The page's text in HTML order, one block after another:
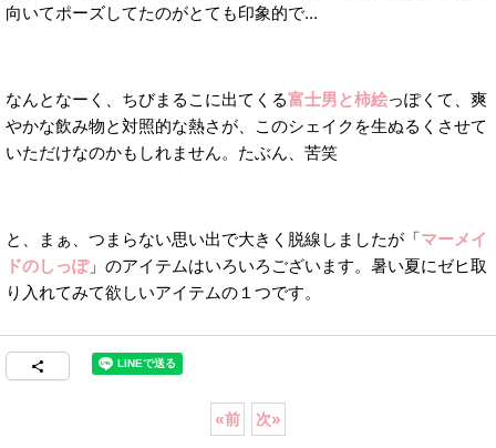
向いてポーズしてたのがとても印象的で...
なんとなーく、ちびまるこに出てくる富士男と柿絵っぽくて、爽
やかな飲み物と対照的な熱さが、このシェイクを生ぬるくさせて
いただけなのかもしれません。たぶん、苦笑
と、まぁ、つまらない思い出で大きく脱線しましたが「マーメイ
ドのしっぽ」のアイテムはいろいろございます。暑い夏にゼヒ取
り入れてみて欲しいアイテムの１つです。
«前 次»